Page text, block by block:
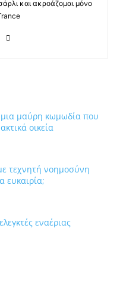
και ακροάζομαι μόνο
μια μαύρη κωμωδία που
οικεία
τεχνητή νοημοσύνη
ευκαιρία;
εναέριας